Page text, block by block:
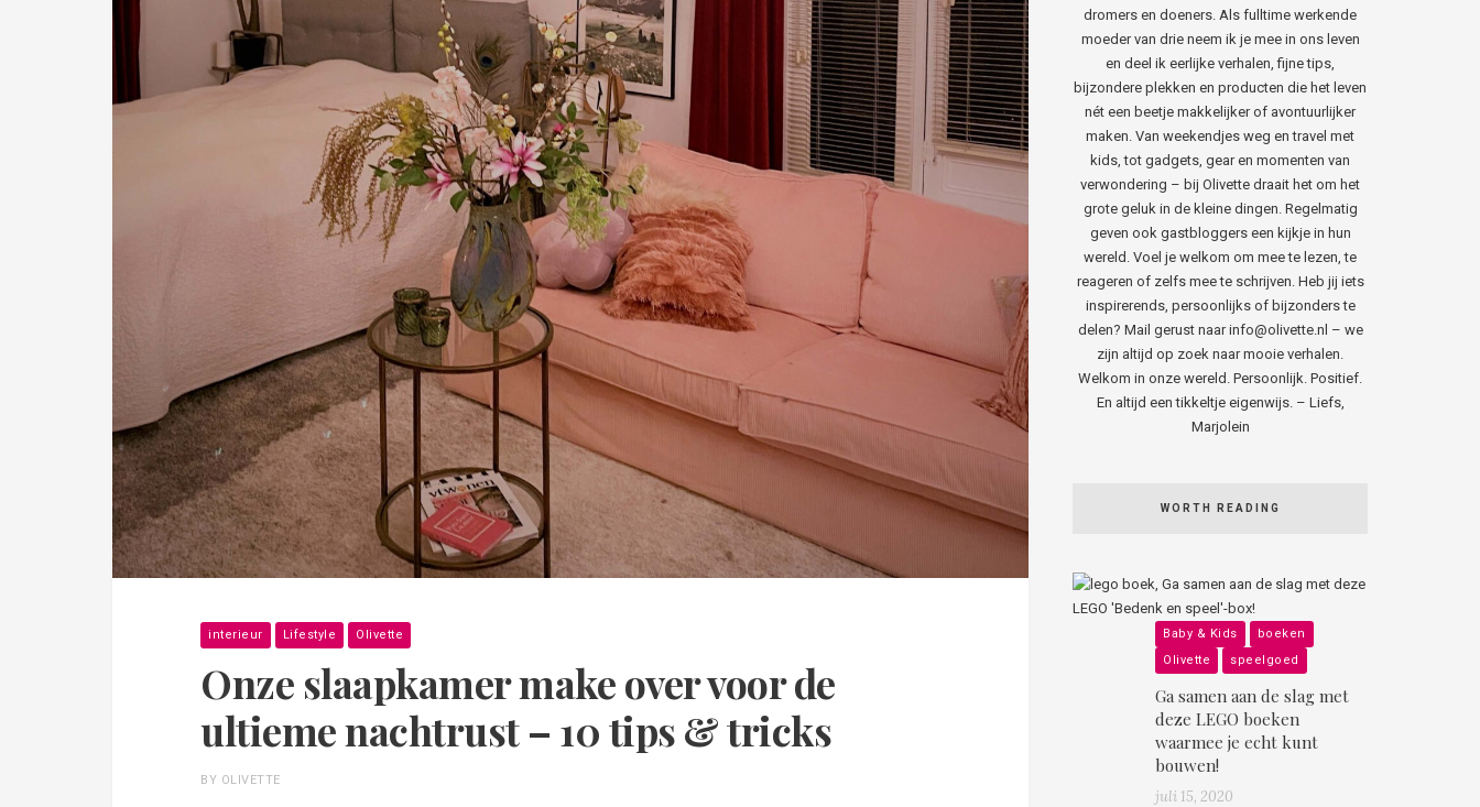
interieur Lifestyle Olivette
Onze slaapkamer make over voor de
ultieme nachtrust – 10 tips & tricks
BY OLIVETTE
dromers en doeners. Als fulltime werkende
moeder van drie neem ik je mee in ons leven
en deel ik eerlijke verhalen, fijne tips,
bijzondere plekken en producten die het leven
nét een beetje makkelijker of avontuurlijker
maken. Van weekendjes weg en travel met
kids, tot gadgets, gear en momenten van
verwondering – bij Olivette draait het om het
grote geluk in de kleine dingen. Regelmatig
geven ook gastbloggers een kijkje in hun
wereld. Voel je welkom om mee te lezen, te
reageren of zelfs mee te schrijven. Heb jij iets
inspirerends, persoonlijks of bijzonders te
delen? Mail gerust naar info@olivette.nl – we
zijn altijd op zoek naar mooie verhalen.
Welkom in onze wereld. Persoonlijk. Positief.
En altijd een tikkeltje eigenwijs. – Liefs,
Marjolein
WORTH READING
Baby & Kids
boeken
Olivette
speelgoed
Ga samen aan de slag met
deze LEGO boeken
waarmee je echt kunt
bouwen!
juli 15, 2020